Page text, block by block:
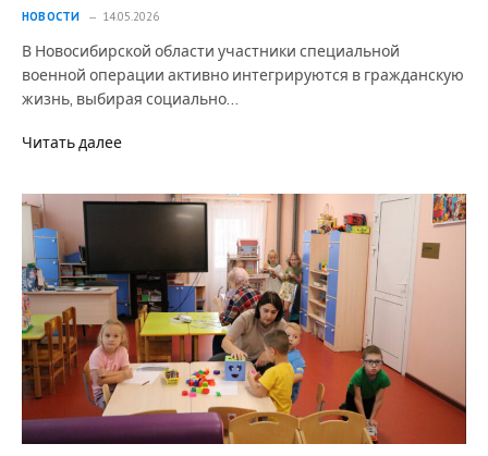
НОВОСТИ 14.05.2026
В Новосибирской области участники специальной
военной операции активно интегрируются в гражданскую
жизнь, выбирая социально…
Читать далее